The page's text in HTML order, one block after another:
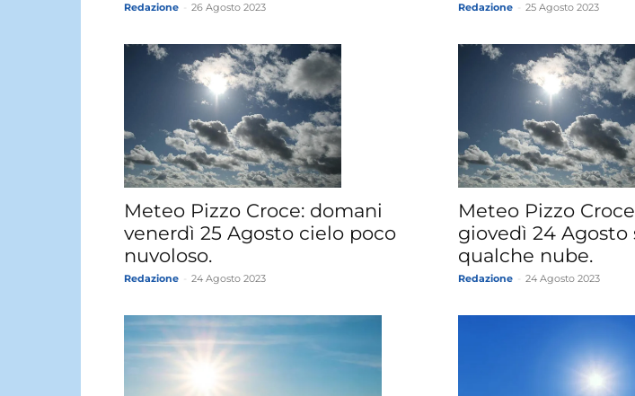
Redazione 26 Agosto 2023 Redazione 25 Agosto 2023
Meteo Pizzo Croce: domani
venerdì 25 Agosto cielo poco
nuvoloso.
Redazione 24 Agosto 2023
Meteo Pizzo
giovedì 24 Agosto
qualche nube.
Redazione 24 Agosto 2023